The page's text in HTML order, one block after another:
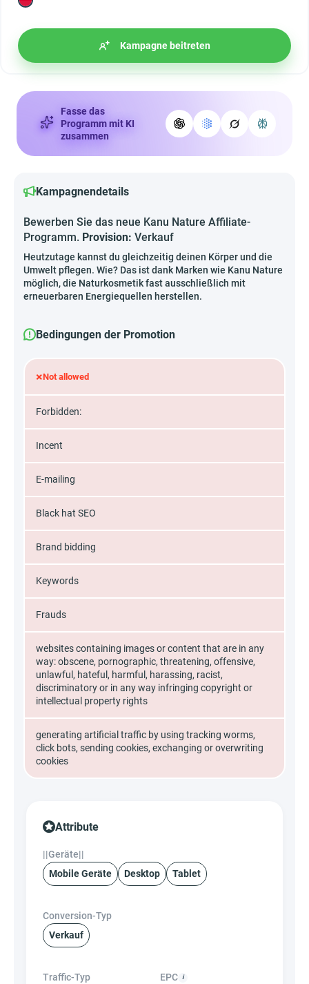
Kampagne beitreten
Fasse das
Programm mit KI
zusammen
Kampagnendetails
Bewerben Sie das neue Kanu Nature Affiliate-
Programm. Provision: Verkauf
Heutzutage kannst du gleichzeitig deinen Körper und die
Umwelt pflegen. Wie? Das ist dank Marken wie Kanu Nature
möglich, die Naturkosmetik fast ausschließlich mit
erneuerbaren Energiequellen herstellen.
Bedingungen der Promotion
×Not allowed
Forbidden:
Incent
E-mailing
Black hat SEO
Brand bidding
Keywords
Frauds
websites containing images or content that are in any
way: obscene, pornographic, threatening, offensive,
unlawful, hateful, harmful, harassing, racist,
discriminatory or in any way infringing copyright or
intellectual property rights
generating artificial traffic by using tracking worms,
click bots, sending cookies, exchanging or overwriting
cookies
Attribute
||Geräte||
Mobile Geräte
Desktop Tablet
Conversion-Typ
Verkauf
Traffic-Typ
EPC